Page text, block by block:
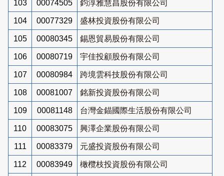
103 00074505 鈞淳雅慧昌股份有限公司
104 00077329 盛林投資股份有限公司
105 00080345 錫恩貿易股份有限公司
106 00080719 宇佳投顧股份有限公司
107 00080984 跨境雲科技股份有限公司
108 00081007 銘新投資股份有限公司
109 00081148 台灣金錨國際生活股份有限公司
110 00083075 興澤企業股份有限公司
111 00083379 元盛投資股份有限公司
112 00083949 橄欖枝投資股份有限公司